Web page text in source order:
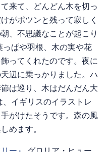
来て、どんどん木を切っ
がポツンと残って寂しく
、不思議なことが起こり
っぱや羽根、木の実や花
ってくれたのです。夜に
辺に乗っかりました。ハ
は巡り、木はだんだん大
イギリスのイラストレ
がけたそうです。森の風
めます。